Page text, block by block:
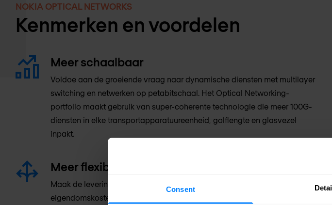
Consent
NOKIA OPTICAL NETWORKS
Kenmerken en voordelen
Meer schaalbaar
Voldoe aan de groeiende vraag naar dynamische diensten met multilayer
switching en netwerken op petabitschaal. Het Optical Networking-
portfolio maakt gebruik van super-coherente technologie die meer 100G-
diensten in elke transportapparatuureenheid, golflengte en glasvezel
inpakt.
Meer flexibel
Maak de levering van diensten flexibeler en minimaliseer de totale
eigendomskosten (TCO) van je netwerk met een multilayer netwerk dat de